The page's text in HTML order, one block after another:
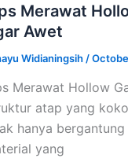
Merawat
Awet
Widianingsih /
Merawat Hollow
atap yang
hanya
yang